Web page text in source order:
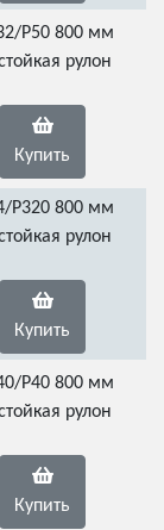
Р50 800 мм
рулон
Купить
Р320 800 мм
рулон
Купить
Р40 800 мм
рулон
Купить